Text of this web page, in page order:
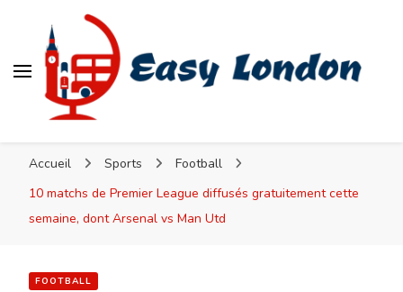
Accueil Sports
Football
10 matchs de Premier League diffusés gratuitement cette
semaine, dont Arsenal vs Man Utd
FOOTBALL